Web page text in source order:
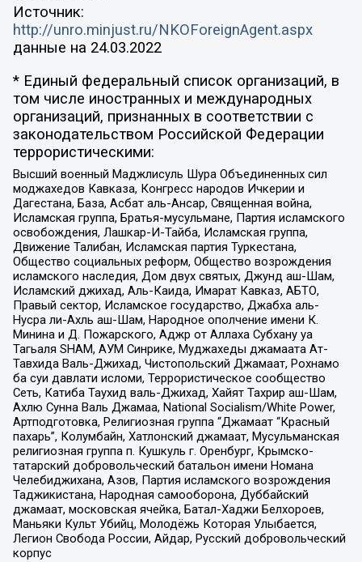
Источник:
http://unro.minjust.ru/NKOForeignAgent.aspx
данные на 24.03.2022
* Единый федеральный список организаций, в
том числе иностранных и международных
организаций, признанных в соответствии с
законодательством Российской Федерации
террористическими:
Высший военный Маджлисуль Шура Объединенных сил
моджахедов Кавказа, Конгресс народов Ичкерии и
Дагестана, База, Асбат аль-Ансар, Священная война,
Исламская группа, Братья-мусульмане, Партия исламского
освобождения, Лашкар-И-Тайба, Исламская группа,
Движение Талибан, Исламская партия Туркестана,
Общество социальных реформ, Общество возрождения
исламского наследия, Дом двух святых, Джунд аш-Шам,
Исламский джихад, Аль-Каида, Имарат Кавказ, АБТО,
Правый сектор, Исламское государство, Джабха аль-
Нусра ли-Ахль аш-Шам, Народное ополчение имени К.
Минина и Д. Пожарского, Аджр от Аллаха Субхану уа
Тагьаля SHAM, АУМ Синрике, Муджахеды джамаата Ат-
Тавхида Валь-Джихад, Чистопольский Джамаат, Рохнамо
ба суи давлати исломи, Террористическое сообщество
Сеть, Катиба Таухид валь-Джихад, Хайят Тахрир аш-Шам,
Ахлю Сунна Валь Джамаа, National Socialism/White Power,
Артподготовка, Религиозная группа “Джамаат “Красный
пахарь”, Колумбайн, Хатлонский джамаат, Мусульманская
религиозная группа п. Кушкуль г. Оренбург, Крымско-
татарский добровольческий батальон имени Номана
Челебиджихана, Азов, Партия исламского возрождения
Таджикистана, Народная самооборона, Дуббайский
джамаат, московская ячейка, Батал-Хаджи Белхороев,
Маньяки Культ Убийц, Молодёжь Которая Улыбается,
Легион Свобода России, Айдар, Русский добровольческий
корпус